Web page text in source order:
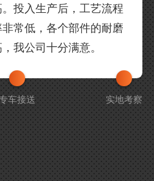
投入生产后，工艺流程
常低，各个部件的耐磨
我公司十分满意。
车接送 实地考察